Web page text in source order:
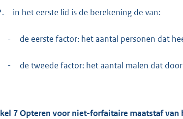
in het eerste lid is de berekening de van:
- de eerste factor: het aantal personen dat
- de tweede factor: het aantal malen dat
7Opteren voor niet-forfaitaire maatstaf van